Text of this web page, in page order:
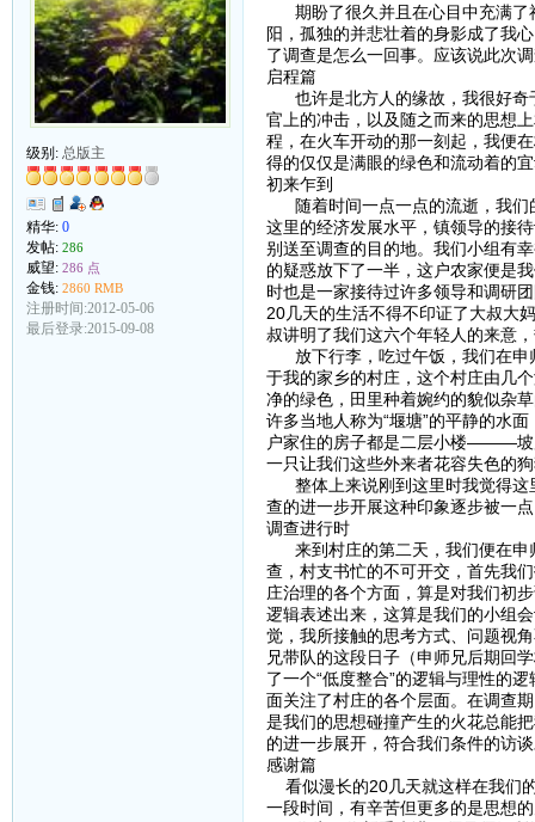
级别: 总版主
精华: 0
发帖: 286
威望: 286 点
金钱: 2860 RMB
注册时间:2012-05-06
最后登录:2015-09-08
期盼了很久并且在心目中充满了
阳，孤独的并悲壮着的身影成了我
了调查是怎么一回事。应该说此次
启程篇
也许是北方人的缘故，我很好奇
官上的冲击，以及随之而来的思想
程，在火车开动的那一刻起，我便
得的仅仅是满眼的绿色和流动着的
初来乍到
随着时间一点一点的流逝，我们
这里的经济发展水平，镇领导的接
别送至调查的目的地。我们小组有
的疑惑放下了一半，这户农家便是
时也是一家接待过许多领导和调研
20几天的生活不得不印证了大叔大
叔讲明了我们这六个年轻人的来意
放下行李，吃过午饭，我们在申
于我的家乡的村庄，这个村庄由几
净的绿色，田里种着婉约的貌似杂
许多当地人称为“堰塘”的平静的水
户家住的房子都是二层小楼———坡
一只让我们这些外来者花容失色的
整体上来说刚到这里时我觉得这
查的进一步开展这种印象逐步被一
调查进行时
来到村庄的第二天，我们便在申
查，村支书忙的不可开交，首先我
庄治理的各个方面，算是对我们初
逻辑表述出来，这算是我们的小组
觉，我所接触的思考方式、问题视
兄带队的这段日子（申师兄后期回
了一个“低度整合”的逻辑与理性的
面关注了村庄的各个层面。在调查
是我们的思想碰撞产生的火花总能
的进一步展开，符合我们条件的访
感谢篇
看似漫长的20几天就这样在我们
一段时间，有辛苦但更多的是思想